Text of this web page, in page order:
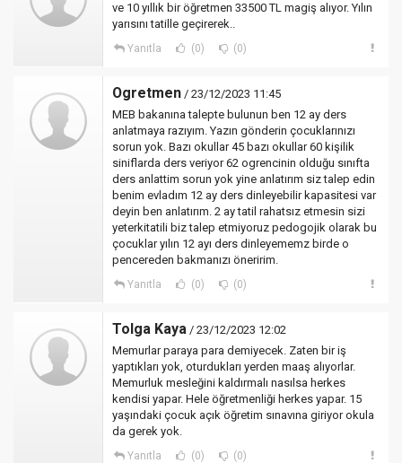
ve 10 yıllık bir öğretmen 33500 TL magiş alıyor. Yılın
yarısını tatille geçirerek..
Yanıtla (0) (0)
Ogretmen / 23/12/2023 11:45
MEB bakanına talepte bulunun ben 12 ay ders
anlatmaya razıyım. Yazın gönderin çocuklarınızı
sorun yok. Bazı okullar 45 bazı okullar 60 kişilik
siniflarda ders veriyor 62 ogrencinin olduğu sınıfta
ders anlattim sorun yok yine anlatırım siz talep edin
benim evladım 12 ay ders dinleyebilir kapasitesi var
deyin ben anlatırım. 2 ay tatil rahatsız etmesin sizi
yeterkitatili biz talep etmiyoruz pedogojik olarak bu
çocuklar yılın 12 ayı ders dinleyememz birde o
pencereden bakmanızı öneririm.
Yanıtla (0) (0)
Tolga Kaya / 23/12/2023 12:02
Memurlar paraya para demiyecek. Zaten bir iş
yaptıkları yok, oturdukları yerden maaş alıyorlar.
Memurluk mesleğini kaldırmalı nasılsa herkes
kendisi yapar. Hele öğretmenliği herkes yapar. 15
yaşındaki çocuk açık öğretim sınavına giriyor okula
da gerek yok.
Yanıtla (0) (0)